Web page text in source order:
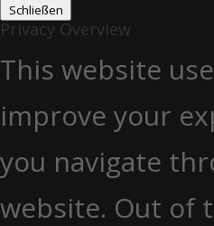
Schließen
Privacy Overview
This website
improve your
you navigate
website. Out of